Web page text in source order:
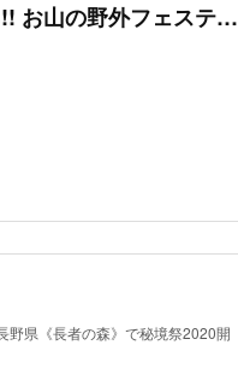
RAINBOW CHILD 2020 – キャンプインで楽しめる!! お山の野外フェスティバル レインボーチャイルド
野県《長者の森》で秘境祭2020開